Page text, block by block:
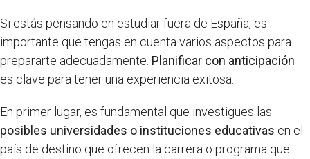
Si estás pensando en estudiar fuera de España, es
importante que tengas en cuenta varios aspectos para
prepararte adecuadamente. Planificar con anticipación
es clave para tener una experiencia exitosa.
En primer lugar, es fundamental que investigues las
posibles universidades o instituciones educativas en el
país de destino que ofrecen la carrera o programa que